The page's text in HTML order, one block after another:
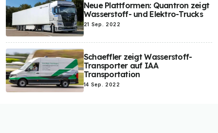
Neue Plattformen: Quantron zeigt
Wasserstoff- und Elektro-Trucks
21 Sep. 2022
Schaeffler zeigt Wasserstoff-
Transporter auf IAA
Transportation
14 Sep. 2022